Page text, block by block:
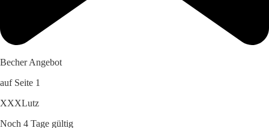
Becher Angebot
auf Seite 1
XXXLutz
Noch 4 Tage gültig